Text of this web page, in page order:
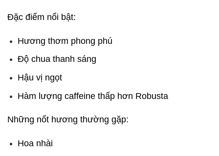
Đặc điểm nổi bật:
Hương thơm phong phú
Độ chua thanh sáng
Hậu vị ngọt
Hàm lượng caffeine thấp hơn Robusta
Những nốt hương thường gặp:
Hoa nhài